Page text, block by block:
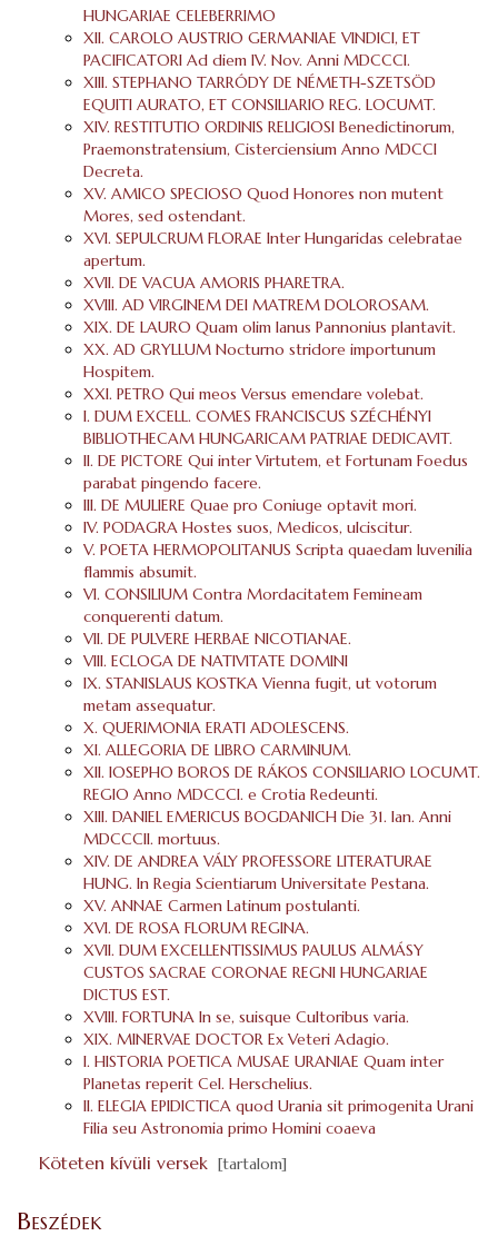
HUNGARIAE CELEBERRIMO
XII. CAROLO AUSTRIO GERMANIAE VINDICI, ET
PACIFICATORI Ad diem IV. Nov. Anni MDCCCI.
XIII. STEPHANO TARRÓDY DE NÉMETH-SZETSÖD
EQUITI AURATO, ET CONSILIARIO REG. LOCUMT.
XIV. RESTITUTIO ORDINIS RELIGIOSI Benedictinorum,
Praemonstratensium, Cisterciensium Anno MDCCI
Decreta.
XV. AMICO SPECIOSO Quod Honores non mutent
Mores, sed ostendant.
XVI. SEPULCRUM FLORAE Inter Hungaridas celebratae
apertum.
XVII. DE VACUA AMORIS PHARETRA.
XVIII. AD VIRGINEM DEI MATREM DOLOROSAM.
XIX. DE LAURO Quam olim Ianus Pannonius plantavit.
XX. AD GRYLLUM Nocturno stridore importunum
Hospitem.
XXI. PETRO Qui meos Versus emendare volebat.
I. DUM EXCELL. COMES FRANCISCUS SZÉCHÉNYI
BIBLIOTHECAM HUNGARICAM PATRIAE DEDICAVIT.
II. DE PICTORE Qui inter Virtutem, et Fortunam Foedus
parabat pingendo facere.
III. DE MULIERE Quae pro Coniuge optavit mori.
IV. PODAGRA Hostes suos, Medicos, ulciscitur.
V. POETA HERMOPOLITANUS Scripta quaedam Iuvenilia
flammis absumit.
VI. CONSILIUM Contra Mordacitatem Femineam
conquerenti datum.
VII. DE PULVERE HERBAE NICOTIANAE.
VIII. ECLOGA DE NATIVITATE DOMINI
IX. STANISLAUS KOSTKA Vienna fugit, ut votorum
metam assequatur.
X. QUERIMONIA ERATI ADOLESCENS.
XI. ALLEGORIA DE LIBRO CARMINUM.
XII. IOSEPHO BOROS DE RÁKOS CONSILIARIO LOCUMT.
REGIO Anno MDCCCI. e Crotia Redeunti.
XIII. DANIEL EMERICUS BOGDANICH Die 31. Ian. Anni
MDCCCII. mortuus.
XIV. DE ANDREA VÁLY PROFESSORE LITERATURAE
HUNG. In Regia Scientiarum Universitate Pestana.
XV. ANNAE Carmen Latinum postulanti.
XVI. DE ROSA FLORUM REGINA.
XVII. DUM EXCELLENTISSIMUS PAULUS ALMÁSY
CUSTOS SACRAE CORONAE REGNI HUNGARIAE
DICTUS EST.
XVIII. FORTUNA In se, suisque Cultoribus varia.
XIX. MINERVAE DOCTOR Ex Veteri Adagio.
I. HISTORIA POETICA MUSAE URANIAE Quam inter
Planetas reperit Cel. Herschelius.
II. ELEGIA EPIDICTICA quod Urania sit primogenita Urani
Filia seu Astronomia primo Homini coaeva
Köteten kívüli versek [tartalom]
Beszédek